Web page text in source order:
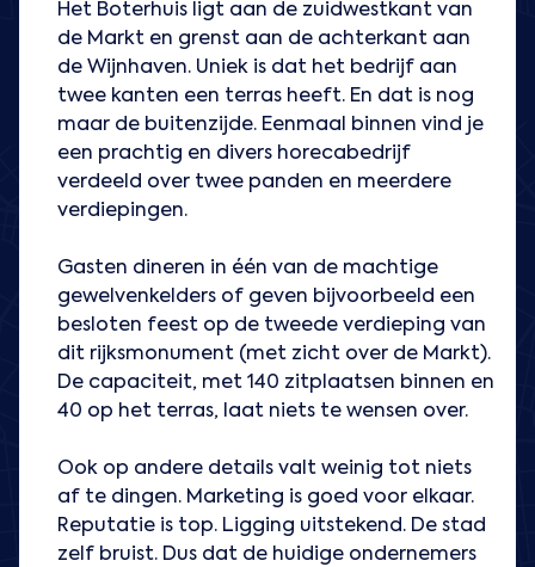
Het Boterhuis ligt aan de zuidwestkant van
de Markt en grenst aan de achterkant aan
de Wijnhaven. Uniek is dat het bedrijf aan
twee kanten een terras heeft. En dat is nog
maar de buitenzijde. Eenmaal binnen vind je
een prachtig en divers horecabedrijf
verdeeld over twee panden en meerdere
verdiepingen.
Gasten dineren in één van de machtige
gewelvenkelders of geven bijvoorbeeld een
besloten feest op de tweede verdieping van
dit rijksmonument (met zicht over de Markt).
De capaciteit, met 140 zitplaatsen binnen en
40 op het terras, laat niets te wensen over.
Ook op andere details valt weinig tot niets
af te dingen. Marketing is goed voor elkaar.
Reputatie is top. Ligging uitstekend. De stad
zelf bruist. Dus dat de huidige ondernemers